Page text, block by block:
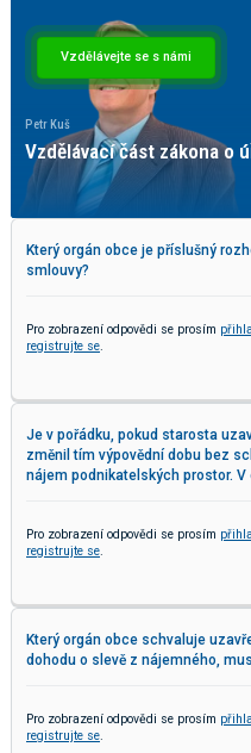
Kuš
část zákona o
Vzdělávejte se s námi
Který orgán obce je příslušný
smlouvy?
Pro zobrazení odpovědi se prosím
registrujte se.
Je v pořádku, pokud starosta
změnil tím výpovědní dobu bez
nájem podnikatelských prostor. V
Pro zobrazení odpovědi se prosím
registrujte se.
Který orgán obce schvaluje
dohodu o slevě z nájemného,
Pro zobrazení odpovědi se prosím
registrujte se.